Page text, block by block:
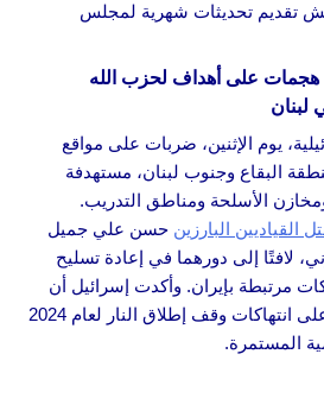
تقديم تحديثات شهرية لمجلس
هجمات على أهداف لحزب الله
لبنان
يوم الإثنين، ضربات على مواقع
البقاع وجنوب لبنان، مستهدفة
الأسلحة ومناطق التدريب.
القياديين البارزين حسن علي جميل
لافتًا إلى دورهما في إعادة تسليح
مرتبطة بإيران. وأكدت إسرائيل أن
الهجمات تهدف إلى الرد على انتهاكات وقف إطلاق النار لعام 2024
المستمرة.